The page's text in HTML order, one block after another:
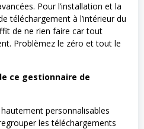
Pour l’installation et la
téléchargement à l’intérieur du
de ne rien faire car tout
Problèmez le zéro et tout le
ce gestionnaire de
personnalisables
les téléchargements